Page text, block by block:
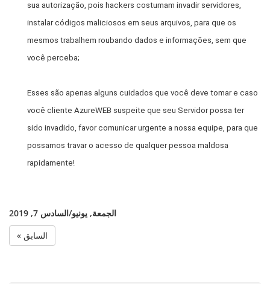
sua autorização, pois hackers costumam invadir servidores,
instalar códigos maliciosos em seus arquivos, para que os
mesmos trabalhem roubando dados e informações, sem que
você perceba;
Esses são apenas alguns cuidados que você deve tomar e caso
você cliente AzureWEB suspeite que seu Servidor possa ter
sido invadido, favor comunicar urgente a nossa equipe, para que
possamos travar o acesso de qualquer pessoa maldosa
rapidamente!
الجمعة, يونيو/السادس 7, 2019
« السابق